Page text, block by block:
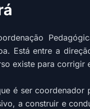
Está entre a
existe para corrigir
é ser
a construir e